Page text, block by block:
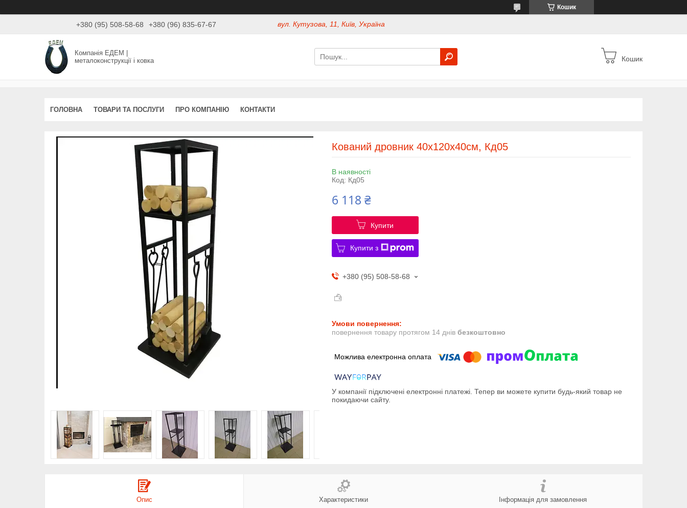
Кошик
+380 (95) 508-58-68 +380 (96) 835-67-67 вул. Кутузова, 11, Київ, Україна
Компанія ЕДЕМ |
металоконструкції і ковка
Кошик
ГОЛОВНА ТОВАРИ ТА ПОСЛУГИ ПРО КОМПАНІЮ КОНТАКТИ
Кований дровник 40х120х40см, Кд05
В наявності
Код: Кд05
6 118 ₴
Купити
Купити з
+380 (95) 508-58-68
повернення товару протягом 14 днів безкоштовно
У компанії підключені електронні платежі. Тепер ви можете купити будь-який товар не
покидаючи сайту.
Опис Характеристики Інформація для замовлення